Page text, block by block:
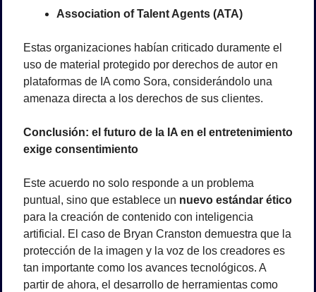
Association of Talent Agents (ATA)
Estas organizaciones habían criticado duramente el
uso de material protegido por derechos de autor en
plataformas de IA como Sora, considerándolo una
amenaza directa a los derechos de sus clientes.
Conclusión: el futuro de la IA en el entretenimiento
exige consentimiento
Este acuerdo no solo responde a un problema
puntual, sino que establece un nuevo estándar ético
para la creación de contenido con inteligencia
artificial. El caso de Bryan Cranston demuestra que la
protección de la imagen y la voz de los creadores es
tan importante como los avances tecnológicos. A
partir de ahora, el desarrollo de herramientas como